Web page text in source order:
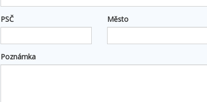
PSČ Město
Poznámka